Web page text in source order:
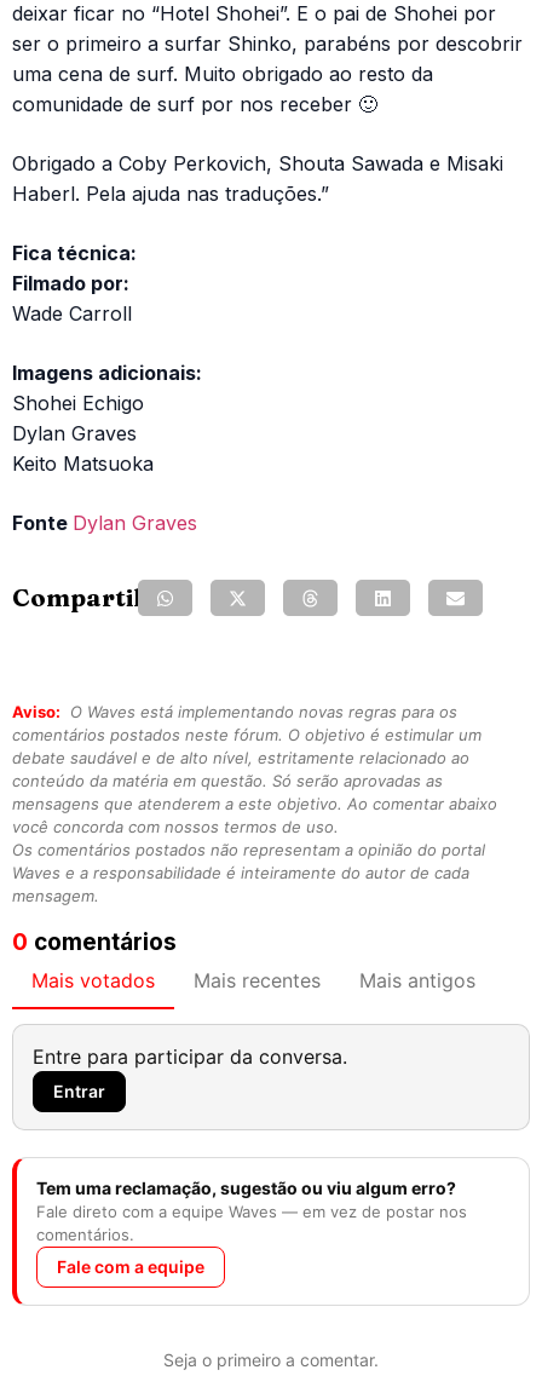
deixar ficar no “Hotel Shohei”. E o pai de Shohei por
ser o primeiro a surfar Shinko, parabéns por descobrir
uma cena de surf. Muito obrigado ao resto da
comunidade de surf por nos receber 🙂
Obrigado a Coby Perkovich, Shouta Sawada e Misaki
Haberl. Pela ajuda nas traduções.”
Fica técnica:
Filmado por:
Wade Carroll
Imagens adicionais:
Shohei Echigo
Dylan Graves
Keito Matsuoka
Fonte Dylan Graves
Compartilhe:
Aviso:
O Waves está implementando novas regras para os
comentários postados neste fórum. O objetivo é estimular um
debate saudável e de alto nível, estritamente relacionado ao
conteúdo da matéria em questão. Só serão aprovadas as
mensagens que atenderem a este objetivo. Ao comentar abaixo
você concorda com nossos termos de uso.
Os comentários postados não representam a opinião do portal
Waves e a responsabilidade é inteiramente do autor de cada
mensagem.
0 comentários
Mais votados Mais recentes Mais antigos
Entre para participar da conversa.
Entrar
Tem uma reclamação, sugestão ou viu algum erro?
Fale direto com a equipe Waves — em vez de postar nos
comentários.
Fale com a equipe
Seja o primeiro a comentar.